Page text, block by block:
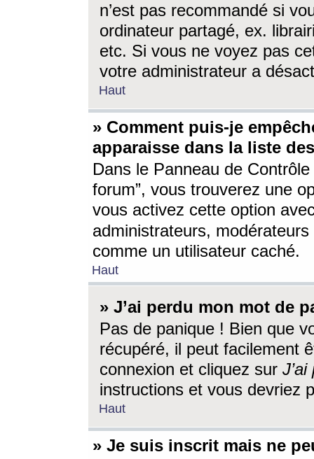
n’est pas recommandé si
ordinateur partagé, ex.
etc. Si vous ne voyez pas
votre administrateur a
Haut
» Comment puis-je
apparaisse dans la liste
Dans le Panneau de
forum”, vous trouverez une
vous activez cette option
administrateurs,
comme un utilisateur caché.
Haut
» J’ai perdu mon mot de
Pas de panique ! Bien que
récupéré, il peut facilement
connexion et cliquez sur
instructions et vous devriez
Haut
» Je suis inscrit mais ne